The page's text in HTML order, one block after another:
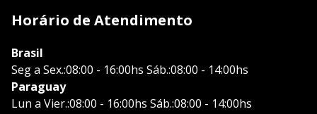
Horário de Atendimento
Brasil
Seg a Sex.:08:00 - 16:00hs Sáb.:08:00 - 14:00hs
Paraguay
Lun a Vier.:08:00 - 16:00hs Sáb.:08:00 - 14:00hs